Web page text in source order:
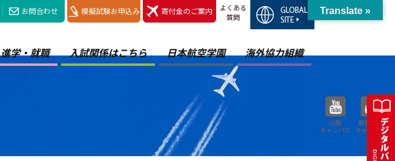
お問合わせ 模擬試験お申込み 寄付金のご案内
よくある
質問
進学・就職 入試関係はこちら 日本航空学園 海外協力組織
山梨
キャンパス
能登空港
キャンパス
Translate »